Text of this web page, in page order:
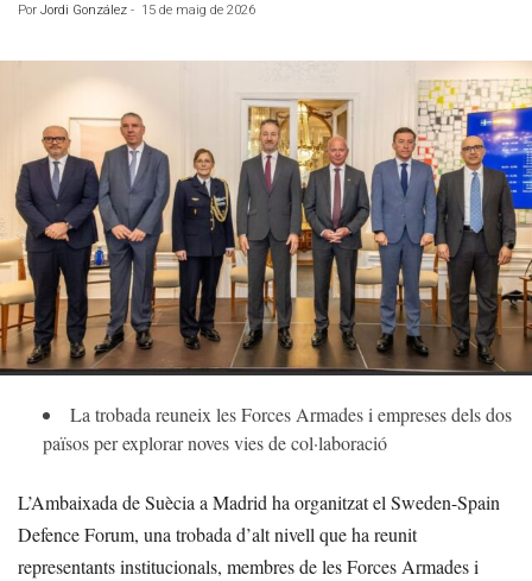
Por Jordi González - 15 de maig de 2026
La trobada reuneix les Forces Armades i empreses dels dos
països per explorar noves vies de col·laboració
L’Ambaixada de Suècia a Madrid ha organitzat el Sweden-Spain
Defence Forum, una trobada d’alt nivell que ha reunit
representants institucionals, membres de les Forces Armades i